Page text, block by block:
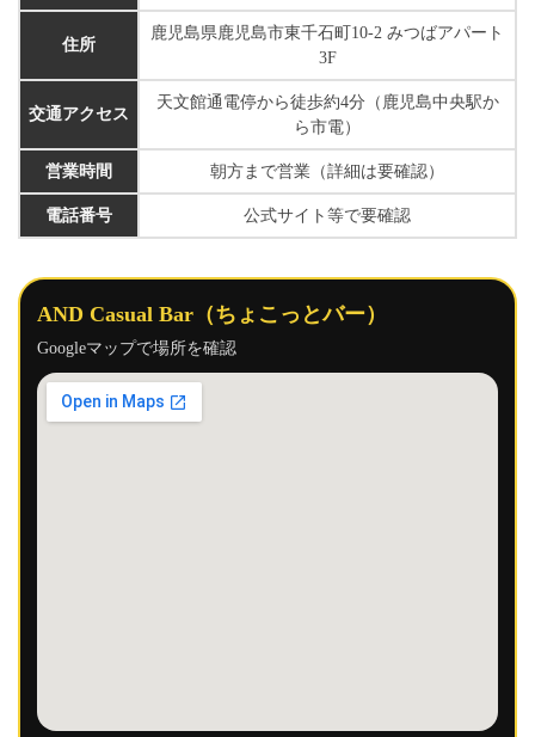
住所
鹿児島県鹿児島市東千石町10-2 みつばアパート
3F
交通アクセス
天文館通電停から徒歩約4分（鹿児島中央駅か
ら市電）
営業時間 朝方まで営業（詳細は要確認）
電話番号 公式サイト等で要確認
AND Casual Bar（ちょこっとバー）
Googleマップで場所を確認